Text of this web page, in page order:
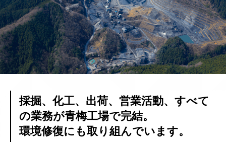
採掘、化工、出荷、営業活動、すべて
の業務が⻘梅⼯場で完結。
環境修復にも取り組んでいます。